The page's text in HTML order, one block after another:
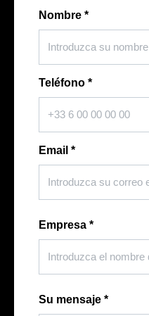
Nombre *
Teléfono *
Email *
Empresa *
Su mensaje *